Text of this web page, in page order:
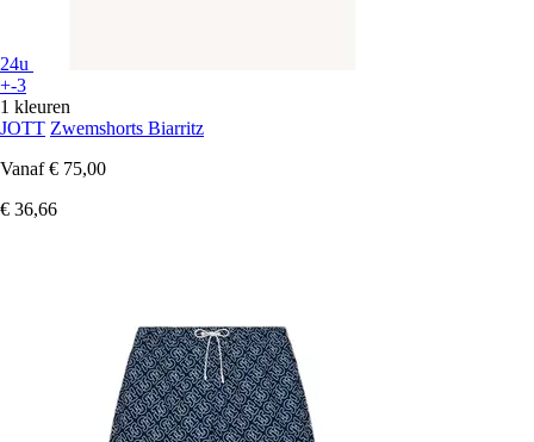
24u
+-3
1 kleuren
JOTT Zwemshorts Biarritz
Vanaf € 75,00
€ 36,66